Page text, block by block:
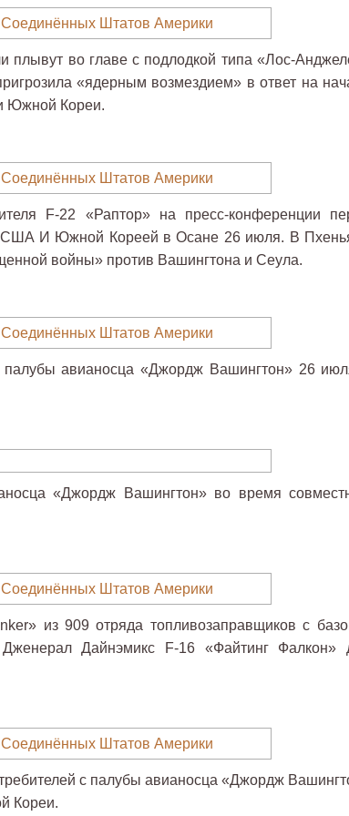
плывут во главе с подлодкой типа «Лос-
«ядерным возмездием» в ответ на
Южной Кореи.
F-22 «Раптор» на пресс-конференции
И Южной Кореей в Осане 26 июля. В
войны» против Вашингтона и Сеула.
палубы авианосца «Джордж Вашингтон» 26
«Джордж Вашингтон» во время
из 909 отряда топливозаправщиков с
Дайнэмикс F-16 «Файтинг Фалкон»
с палубы авианосца «Джордж
Кореи.